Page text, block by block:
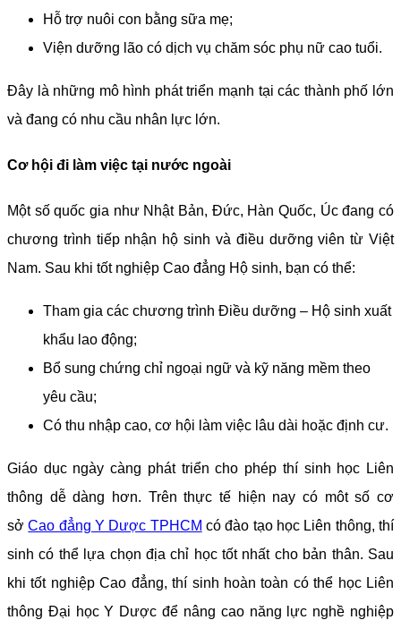
Hỗ trợ nuôi con bằng sữa mẹ;
Viện dưỡng lão có dịch vụ chăm sóc phụ nữ cao tuổi.
Đây là những mô hình phát triển mạnh tại các thành phố lớn
và đang có nhu cầu nhân lực lớn.
Cơ hội đi làm việc tại nước ngoài
Một số quốc gia như Nhật Bản, Đức, Hàn Quốc, Úc đang có
chương trình tiếp nhận hộ sinh và điều dưỡng viên từ Việt
Nam. Sau khi tốt nghiệp Cao đẳng Hộ sinh, bạn có thể:
Tham gia các chương trình Điều dưỡng – Hộ sinh xuất
khẩu lao động;
Bổ sung chứng chỉ ngoại ngữ và kỹ năng mềm theo
yêu cầu;
Có thu nhập cao, cơ hội làm việc lâu dài hoặc định cư.
Giáo dục ngày càng phát triển cho phép thí sinh học Liên
thông dễ dàng hơn. Trên thực tế hiện nay có môt số cơ
sởCao đẳng Y Dược TPHCM có đào tạo học Liên thông, thí
sinh có thể lựa chọn địa chỉ học tốt nhất cho bản thân. Sau
khi tốt nghiệp Cao đẳng, thí sinh hoàn toàn có thể học Liên
thông Đại học Y Dược để nâng cao năng lực nghề nghiệp